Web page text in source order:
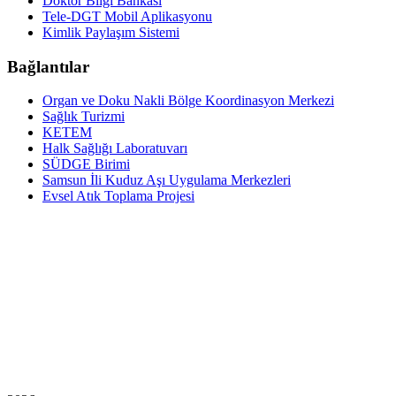
Tele-DGT Mobil Aplikasyonu
Kimlik Paylaşım Sistemi
Bağlantılar
Organ ve Doku Nakli Bölge Koordinasyon Merkezi
Sağlık Turizmi
KETEM
Halk Sağlığı Laboratuvarı
SÜDGE Birimi
Samsun İli Kuduz Aşı Uygulama Merkezleri
Evsel Atık Toplama Projesi